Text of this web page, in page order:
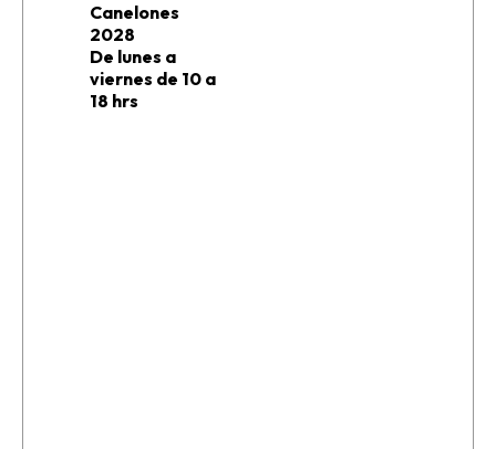
Canelones
2028
De lunes a
viernes de 10 a
18 hrs